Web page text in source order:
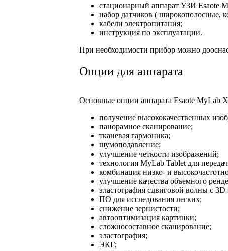
стационарный аппарат УЗИ Esaote
набор датчиков ( широкополосные,
кабели электропитания;
инструкция по эксплуатации.
При необходимости прибор можно
Опции для аппарата
Основные опции аппарата Esaote MyLab
получение высококачественных
панорамное сканирование;
тканевая гармоника;
шумоподавление;
улучшение четкости изображений;
технология MyLab Tablet для
комбинация низко- и
улучшение качества объемного
эластография сдвиговой волны с 3D
ПО для исследования легких;
снижение зернистости;
автооптимизация картинки;
сложносоставное сканирование;
эластография;
ЭКГ;